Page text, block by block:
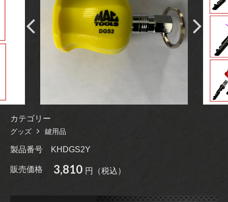
カテゴリー
グッズ 鍵用品
製品番号 KHDGS2Y
販売価格 3,810 円（税込）